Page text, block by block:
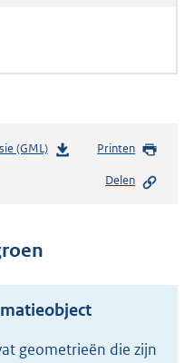
(GML)b
s
r
o
Printen
Delen
geometrieën die zijn